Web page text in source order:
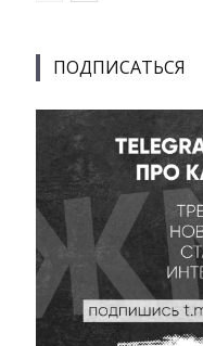
ПОДПИСАТЬСЯ